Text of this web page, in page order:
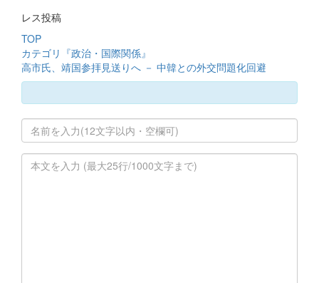
レス投稿
TOP
カテゴリ『政治・国際関係』
高市氏、靖国参拝見送りへ － 中韓との外交問題化回避